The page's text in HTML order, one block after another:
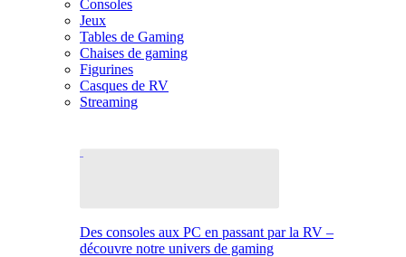
Consoles
Jeux
Tables de Gaming
Chaises de gaming
Figurines
Casques de RV
Streaming
Des consoles aux PC en passant par la RV –
découvre notre univers de gaming